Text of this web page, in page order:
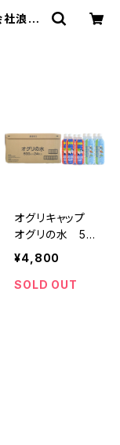
浪漫
オグリキャップ
オグリの水 50
0ml × 24本
¥4,800
SOLD OUT